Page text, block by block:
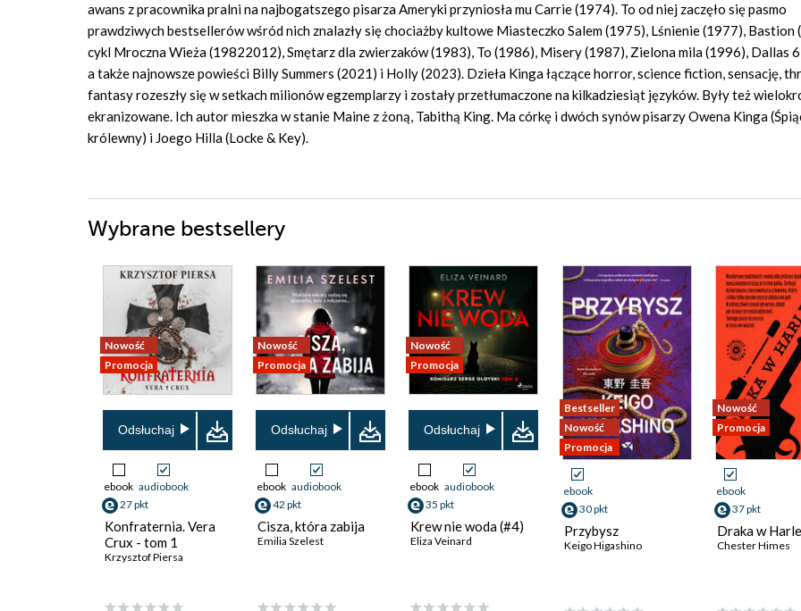
awans z pracownika pralni na najbogatszego pisarza Ameryki przyniosła mu Carrie (1974). To od niej zaczęło się pasmo
prawdziwych bestsellerów wśród nich znalazły się chociażby kultowe Miasteczko Salem (1975), Lśnienie (1977), Bastion
cykl Mroczna Wieża (19822012), Smętarz dla zwierzaków (1983), To (1986), Misery (1987), Zielona mila (1996), Dallas
a także najnowsze powieści Billy Summers (2021) i Holly (2023). Dzieła Kinga łączące horror, science fiction, sensację,
fantasy rozeszły się w setkach milionów egzemplarzy i zostały przetłumaczone na kilkadziesiąt języków. Były też
ekranizowane. Ich autor mieszka w stanie Maine z żoną, Tabithą King. Ma córkę i dwóch synów pisarzy Owena Kinga
królewny) i Joego Hilla (Locke & Key).
Wybrane bestsellery
Nowość
Promocja
Odsłuchaj
ebook audiobook
27 pkt
Konfraternia. Vera
Crux - tom 1
Krzysztof Piersa
Nowość
Promocja
Odsłuchaj
ebook audiobook
42 pkt
Cisza, która zabija
Emilia Szelest
Nowość
Promocja
Odsłuchaj
ebook audiobook
35 pkt
Krew nie woda (#4)
Eliza Veinard
Bestseller
Nowość
Promocja
ebook
30 pkt
Przybysz
Keigo Higashino
Nowość
Promocja
ebook
37 pkt
Draka w
Chester Himes